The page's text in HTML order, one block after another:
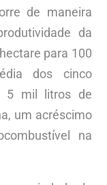
de maneira
da
para 100
dos cinco
5 mil litros de
um acréscimo
na